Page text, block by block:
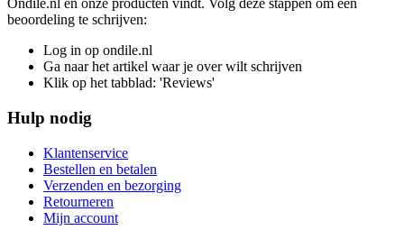
Ondile.nl en onze producten vindt. Volg deze stappen om een
beoordeling te schrijven:
Log in op ondile.nl
Ga naar het artikel waar je over wilt schrijven
Klik op het tabblad: 'Reviews'
Hulp nodig
Klantenservice
Bestellen en betalen
Verzenden en bezorging
Retourneren
Mijn account